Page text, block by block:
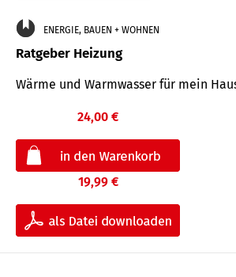
ENERGIE, BAUEN + WOHNEN
Ratgeber Heizung
Wärme und Warmwasser für mein
24,00 €
19,99 €